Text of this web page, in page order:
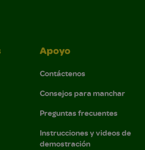
Apoyo
Contáctenos
Consejos para manchar
Preguntas frecuentes
Instrucciones y videos de
demostración